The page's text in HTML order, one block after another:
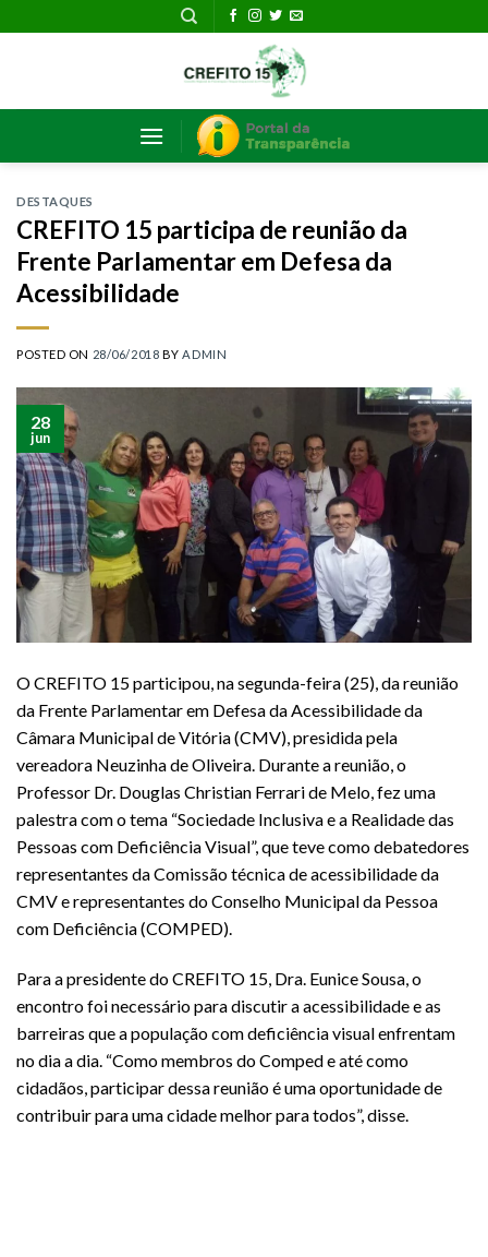
DESTAQUES
CREFITO 15 participa de reunião da
Frente Parlamentar em Defesa da
Acessibilidade
POSTED ON 28/06/2018 BY ADMIN
28
jun
O CREFITO 15 participou, na segunda-feira (25), da reunião
da Frente Parlamentar em Defesa da Acessibilidade da
Câmara Municipal de Vitória (CMV), presidida pela
vereadora Neuzinha de Oliveira. Durante a reunião, o
Professor Dr. Douglas Christian Ferrari de Melo, fez uma
palestra com o tema “Sociedade Inclusiva e a Realidade das
Pessoas com Deficiência Visual”, que teve como debatedores
representantes da Comissão técnica de acessibilidade da
CMV e representantes do Conselho Municipal da Pessoa
com Deficiência (COMPED).
Para a presidente do CREFITO 15, Dra. Eunice Sousa, o
encontro foi necessário para discutir a acessibilidade e as
barreiras que a população com deficiência visual enfrentam
no dia a dia. “Como membros do Comped e até como
cidadãos, participar dessa reunião é uma oportunidade de
contribuir para uma cidade melhor para todos”, disse.